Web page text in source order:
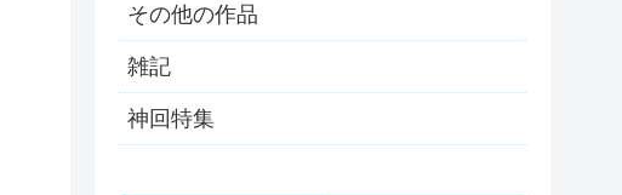
その他の作品
雑記
神回特集